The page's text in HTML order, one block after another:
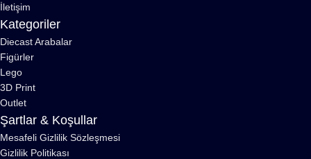
İletişim
Kategoriler
Diecast Arabalar
Figürler
Lego
3D Print
Outlet
Şartlar & Koşullar
Mesafeli Gizlilik Sözleşmesi
Gizlilik Politikası